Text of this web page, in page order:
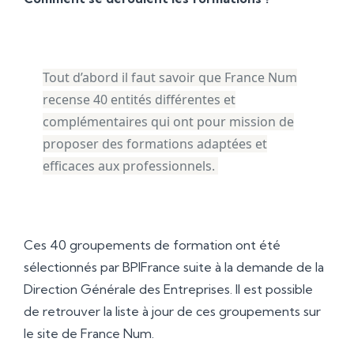
Tout d’abord il faut savoir que France Num
recense 40 entités différentes et
complémentaires qui ont pour mission de
proposer des formations adaptées et
efficaces aux professionnels.
Ces 40 groupements de formation ont été
sélectionnés par BPIFrance suite à la demande de la
Direction Générale des Entreprises. Il est possible
de retrouver la liste à jour de ces groupements sur
le site de France Num.